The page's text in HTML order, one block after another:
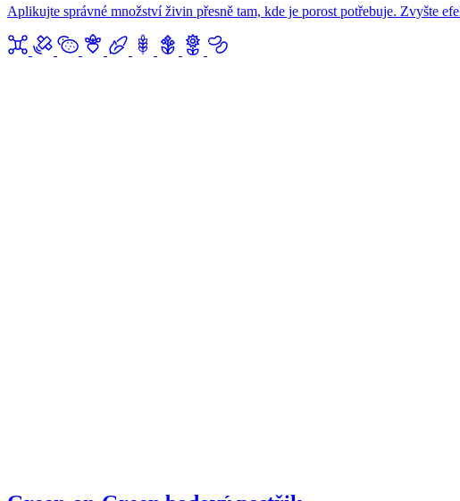
Aplikujte správné množství živin přesně tam, kde je porost potřebuje. Zvyšte